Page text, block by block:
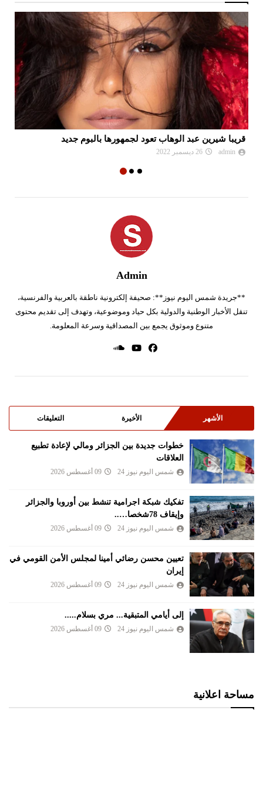
قريبا شيرين عبد الوهاب تعود لجمهورها بالبوم جديد
admin 26 ديسمبر 2022
Admin
**جريدة شمس اليوم نيوز**: صحيفة إلكترونية ناطقة بالعربية والفرنسية،
تنقل الأخبار الوطنية والدولية بكل حياد وموضوعية، وتهدف إلى تقديم محتوى
متنوع وموثوق يجمع بين المصداقية وسرعة المعلومة.
الأشهر الأخيرة التعليقات
خطوات جديدة بين الجزائر ومالي لإعادة تطبيع
العلاقات
شمس اليوم نيوز 24 09 أغسطس 2026
تفكيك شبكة اجرامية تنشط بين أوروبا والجزائر
وإيقاف 78شخصا…..
شمس اليوم نيوز 24 09 أغسطس 2026
تعيين محسن رضائي أمينا لمجلس الأمن القومي في
إيران
شمس اليوم نيوز 24 09 أغسطس 2026
إلى أيامي المتبقية... مري بسلام.....
شمس اليوم نيوز 24 09 أغسطس 2026
مساحة اعلانية